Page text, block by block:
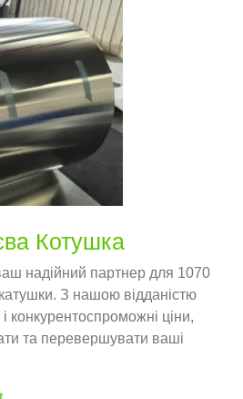
Котушка
надійний партнер для 1070
З нашою відданістю
конкурентоспроможні ціни,
та перевершувати ваші